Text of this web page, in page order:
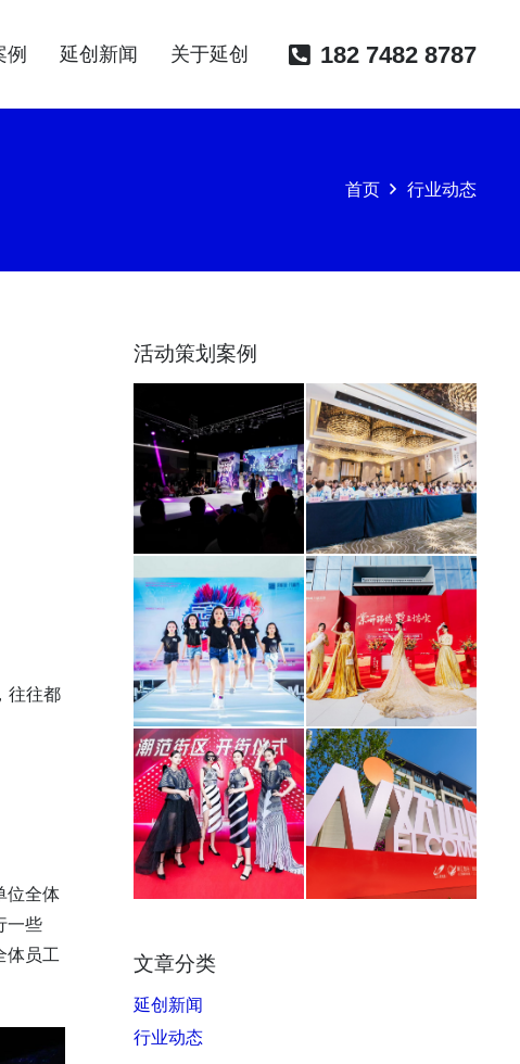
例 延创新闻 关于延创 182 7482 8787
首页 行业动态
往往都
位全体
一些
体员工
活动策划案例
文章分类
延创新闻
行业动态